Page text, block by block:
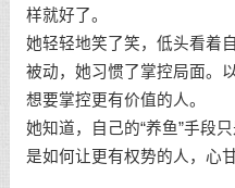
样就好了。
她轻轻地笑了笑，低头看着
被动，她习惯了掌控局面。
想要掌控更有价值的人。
她知道，自己的“养鱼”手段
是如何让更有权势的人，心